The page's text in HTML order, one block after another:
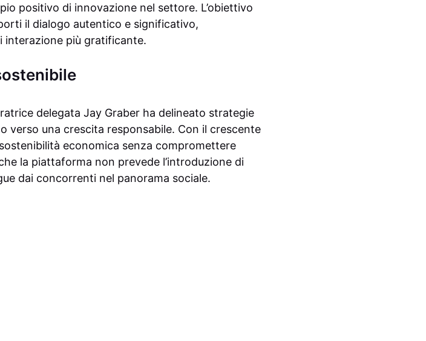
positivo di innovazione nel settore. L’obiettivo
il dialogo autentico e significativo,
interazione più gratificante.
delegata Jay Graber ha delineato strategie
verso una crescita responsabile. Con il crescente
economica senza compromettere
la piattaforma non prevede l’introduzione di
dai concorrenti nel panorama sociale.